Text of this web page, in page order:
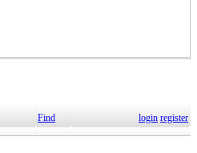
Find login register